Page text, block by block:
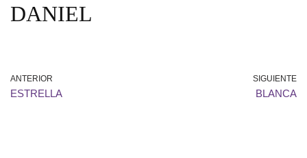
DANIEL
ANTERIOR
ESTRELLA
SIGUIENTE
BLANCA